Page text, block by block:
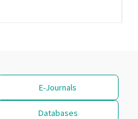
E-Journals
Databases